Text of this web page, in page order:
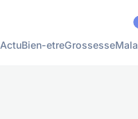
ActuBien-etreGrossesse